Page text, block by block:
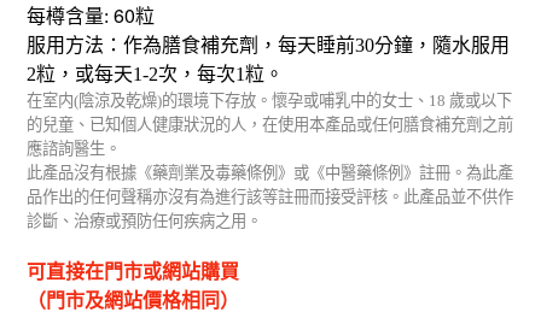
每樽含量: 60粒
服用方法：作為膳食補充劑，每天睡前30分鐘，隨水服用
2粒，或每天1-2次，每次1粒。
在室内(陰涼及乾燥)的環境下存放。懷孕或哺乳中的女士、 18 歲或以下
的兒童、已知個人健康狀況的人，在使用本產品或任何膳食補充劑之前
應諮詢醫生。
此產品沒有根據《藥劑業及毒藥條例》或《中醫藥條例》註冊。為此產
品作出的任何聲稱亦沒有為進行該等註冊而接受評核。此產品並不供作
診斷、治療或預防任何疾病之用。
可直接在門市或網站購買
（門市及網站價格相同）